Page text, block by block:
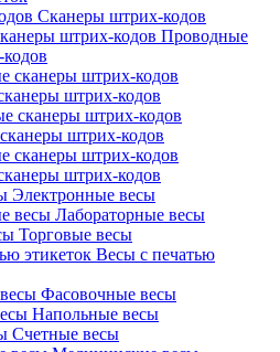
Сканеры штрих-кодов
Проводные
штрих-кодов
штрих-кодов
штрих-кодов
Электронные весы
Лабораторные весы
Торговые весы
Весы с печатью
Фасовочные весы
Напольные весы
Счетные весы